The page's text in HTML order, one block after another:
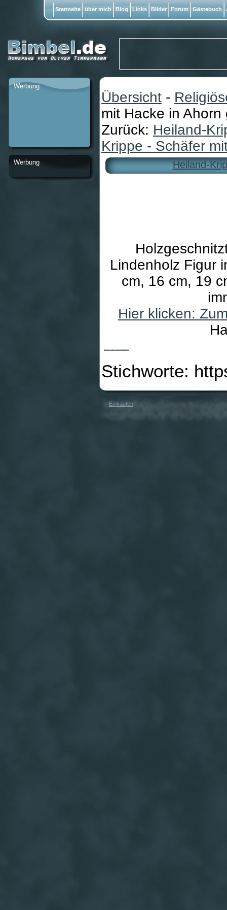
Übersicht -
mit Hacke in Ahorn
Zurück: Heiland-
Krippe - Schäfer
Heiland-
Lindenholz Figur
cm, 16 cm, 19
Hier klicken:
Stichworte:
Einkaufen
Werbung
Werbung
Startseite über mich Blog Links Bilder Forum Gästebuch